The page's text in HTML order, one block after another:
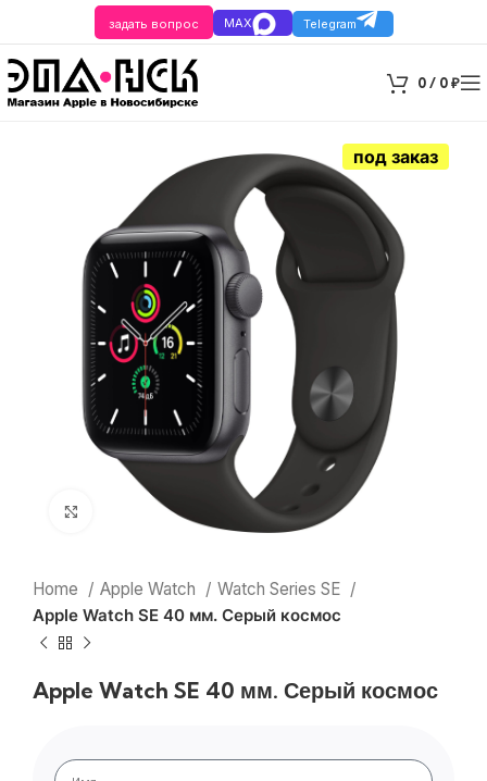
задать вопрос MAX Telegram
0/ 0₽
под заказ
Нажмите, чтобы увеличить
Home Apple Watch
Watch Series SE
Apple Watch SE 40 мм. Серый космос
Apple Watch SE 40 мм. Серый космос